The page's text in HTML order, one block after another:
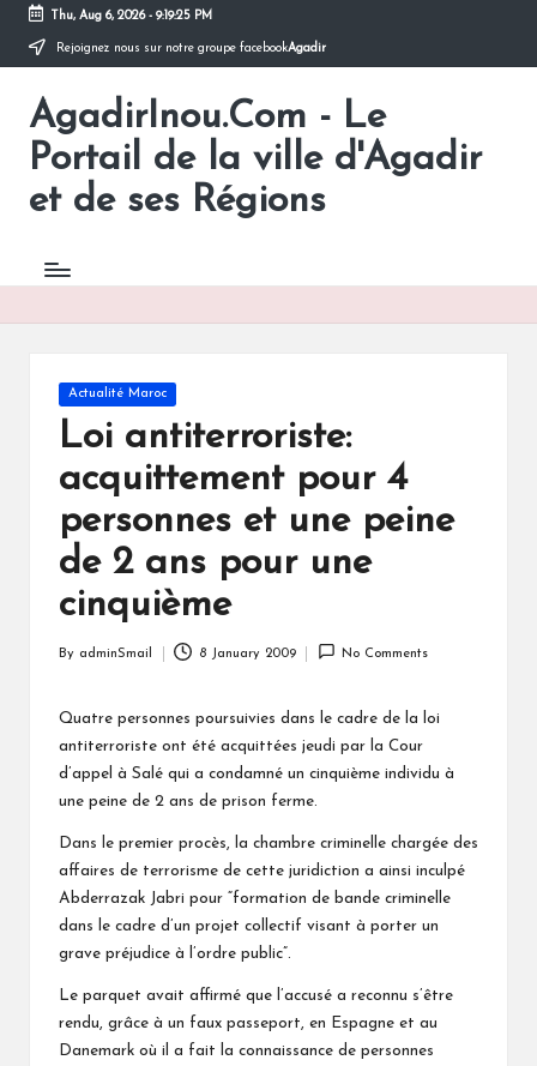
Skip
content
Thu, Aug 6, 2026- 9:19:25 PM
Rejoignez nous sur notre groupe facebookAgadir
AgadirInou.Com - Le
Portail de la ville d'Agadir
et de ses Régions
Toute
l'actualité
ville
en
un
Posted
in
Actualité Maroc
Loi antiterroriste:
acquittement pour 4
personnes et une peine
de 2 ans pour une
cinquième
By adminSmail 8 January 2009 No Comments
Quatre personnes poursuivies dans le cadre de la loi
antiterroriste ont été acquittées jeudi par la Cour
d’appel à Salé qui a condamné un cinquième individu à
une peine de 2 ans de prison ferme.
Dans le premier procès, la chambre criminelle chargée des
affaires de terrorisme de cette juridiction a ainsi inculpé
Abderrazak Jabri pour “formation de bande criminelle
dans le cadre d’un projet collectif visant à porter un
grave préjudice à l’ordre public”.
Le parquet avait affirmé que l’accusé a reconnu s’être
rendu, grâce à un faux passeport, en Espagne et au
Danemark où il a fait la connaissance de personnes